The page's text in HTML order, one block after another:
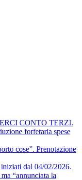
CONTO TERZI.
forfetaria spese
cose”. Prenotazione
dal 04/02/2026.
“annunciata la